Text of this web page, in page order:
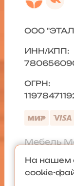
ООО
ИНН/КПП:
ОГРН:
Мебель
Карта
На нашем
cookie-